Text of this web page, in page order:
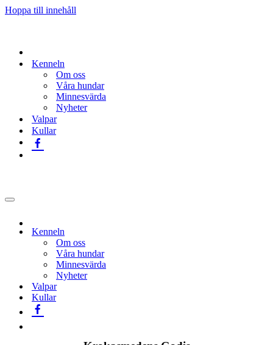
Hoppa till innehåll
Kenneln
Om oss
Våra hundar
Minnesvärda
Nyheter
Valpar
Kullar
Navigeringsmeny
Kenneln
Om oss
Våra hundar
Minnesvärda
Nyheter
Valpar
Kullar